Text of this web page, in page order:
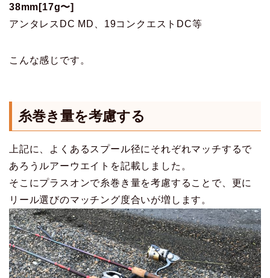
38mm[17g〜]
アンタレスDC MD、19コンクエストDC等
こんな感じです。
糸巻き量を考慮する
上記に、よくあるスプール径にそれぞれマッチするで
あろうルアーウエイトを記載しました。
そこにプラスオンで糸巻き量を考慮することで、更に
リール選びのマッチング度合いが増します。